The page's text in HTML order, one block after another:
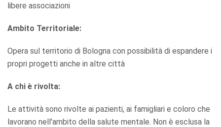
libere associazioni
Ambito Territoriale:
Opera sul territorio di Bologna con possibilità di espandere i
propri progetti anche in altre città
A chi è rivolta:
Le attività sono rivolte ai pazienti, ai famigliari e coloro che
lavorano nell'ambito della salute mentale. Non è esclusa la